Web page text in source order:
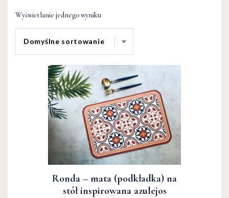
Wyświetlanie jednego wyniku
Ronda – mata (podkładka) na
stół inspirowana azulejos